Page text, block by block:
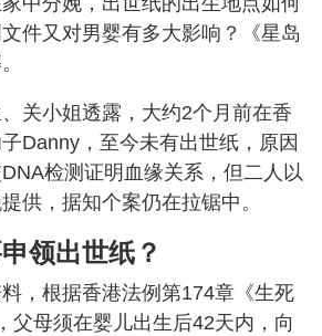
件又对男婴有多大影响？《星岛
关小姐透露，大约2个月前在香
Danny，至今未有出世纸，原因
检测证明血缘关系，但二人以
供，据知个案仍在拉锯中。
领出世纸？
，根据香港法例第174章《生死
父母须在婴儿出生后42天内，向